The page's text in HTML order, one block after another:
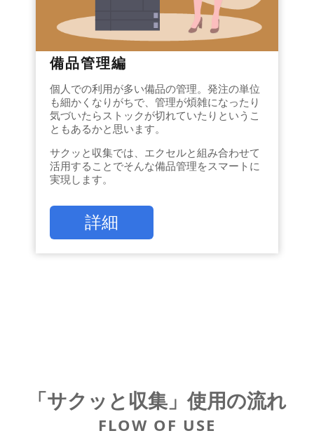
備品管理編
個人での利用が多い備品の管理。発注の単位
も細かくなりがちで、管理が煩雑になったり
気づいたらストックが切れていたりというこ
ともあるかと思います。
サクッと収集では、エクセルと組み合わせて
活用することでそんな備品管理をスマートに
実現します。
詳細
「サクッと収集」使用の流れ
FLOW OF USE